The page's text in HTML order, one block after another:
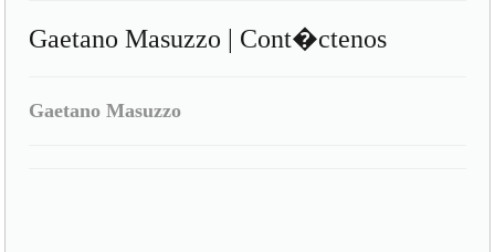
Gaetano Masuzzo | Cont�ctenos
Gaetano Masuzzo